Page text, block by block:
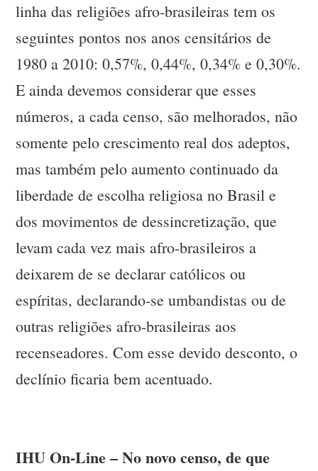
linha das religiões afro-brasileiras tem os
seguintes pontos nos anos censitários de
1980 a 2010: 0,57%, 0,44%, 0,34% e 0,30%.
E ainda devemos considerar que esses
números, a cada censo, são melhorados, não
somente pelo crescimento real dos adeptos,
mas também pelo aumento continuado da
liberdade de escolha religiosa no Brasil e
dos movimentos de dessincretização, que
levam cada vez mais afro-brasileiros a
deixarem de se declarar católicos ou
espíritas, declarando-se umbandistas ou de
outras religiões afro-brasileiras aos
recenseadores. Com esse devido desconto, o
declínio ficaria bem acentuado.
IHU On-Line – No novo censo, de que